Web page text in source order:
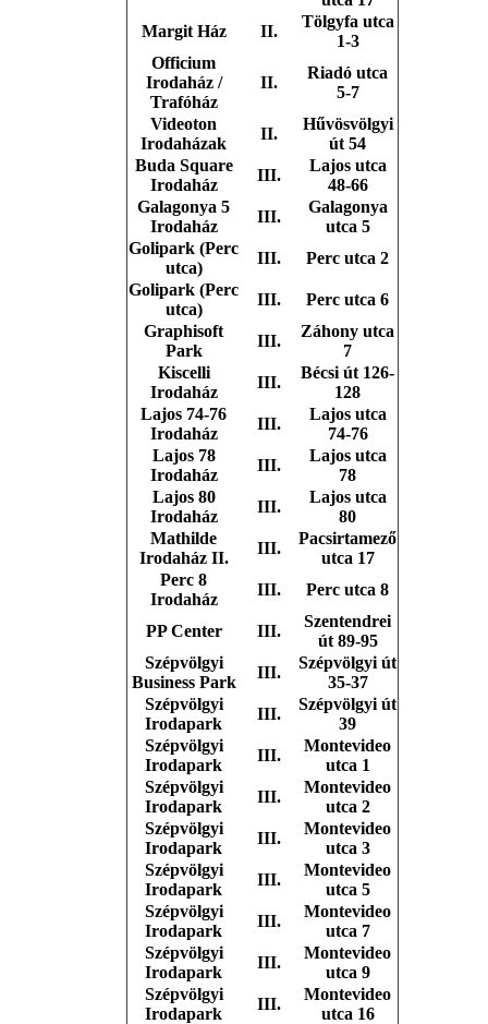
Margit Ház
II.
Tölgyfa utca
1-3
Officium
Irodaház /
Trafóház
II.
Riadó utca
5-7
Videoton
Irodaházak
II.
Hűvösvölgyi
út 54
Buda Square
Irodaház
III.
Lajos utca
48-66
Galagonya 5
Irodaház
III.
Galagonya
utca 5
Golipark (Perc
utca)
III.
Perc utca 2
Golipark (Perc
utca)
III.
Perc utca 6
Graphisoft
Park
III.
Záhony utca
7
Kiscelli
Irodaház
III.
Bécsi út 126-
128
Lajos 74-76
Irodaház
III.
Lajos utca
74-76
Lajos 78
Irodaház
III.
Lajos utca
78
Lajos 80
Irodaház
III.
Lajos utca
80
Mathilde
Irodaház II.
III.
Pacsirtamező
utca 17
Perc 8
Irodaház
III. Perc utca 8
PP Center III.
Szentendrei
út 89-95
Szépvölgyi
Business Park
III.
Szépvölgyi út
35-37
Szépvölgyi
Irodapark
III.
Szépvölgyi út
39
Szépvölgyi
Irodapark
III.
Montevideo
utca 1
Szépvölgyi
Irodapark
III.
Montevideo
utca 2
Szépvölgyi
Irodapark
III.
Montevideo
utca 3
Szépvölgyi
Irodapark
III.
Montevideo
utca 5
Szépvölgyi
Irodapark
III.
Montevideo
utca 7
Szépvölgyi
Irodapark
III.
Montevideo
utca 9
Szépvölgyi
Irodapark
III.
Montevideo
utca 16